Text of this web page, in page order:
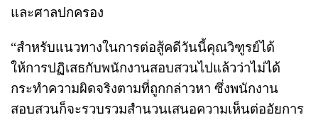
และศาลปกครอง
“สำหรับแนวทางในการต่อสู้คดีวันนี้คุณวิฑูรย์ได้
ให้การปฏิเสธกับพนักงานสอบสวนไปแล้วว่าไม่ได้
กระทำความผิดจริงตามที่ถูกกล่าวหา ซึ่งพนักงาน
สอบสวนก็จะรวบรวมสำนวนเสนอความเห็นต่ออัยการ